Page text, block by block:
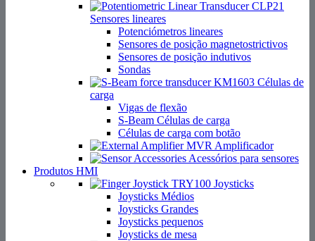
Sensores lineares
Potenciómetros lineares
Sensores de posição magnetostrictivos
Sensores de posição indutivos
Sondas
Células de
carga
Vigas de flexão
S-Beam Células de carga
Células de carga com botão
Amplificador
Acessórios para sensores
Produtos HMI
Joysticks
Joysticks Médios
Joysticks Grandes
Joysticks pequenos
Joysticks de mesa